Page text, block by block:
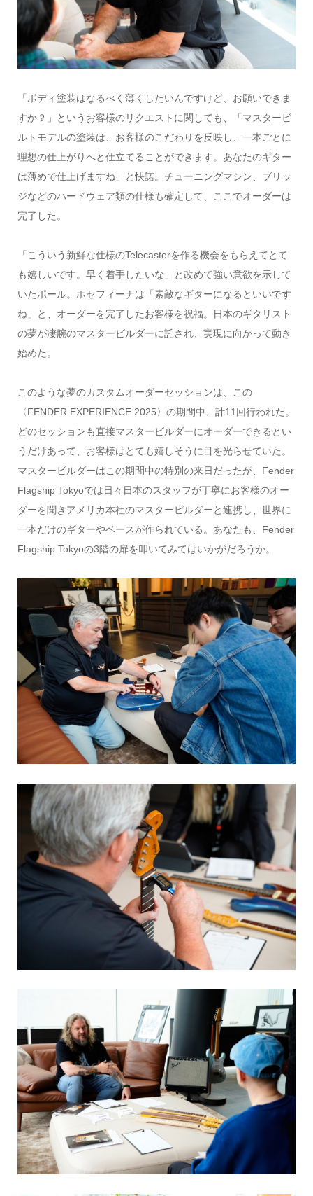
「ボディ塗装はなるべく薄くしたいんですけど、お願いできま
すか？」というお客様のリクエストに関しても、「マスタービ
ルトモデルの塗装は、お客様のこだわりを反映し、一本ごとに
理想の仕上がりへと仕立てることができます。あなたのギター
は薄めで仕上げますね」と快諾。チューニングマシン、ブリッ
ジなどのハードウェア類の仕様も確定して、ここでオーダーは
完了した。
「こういう新鮮な仕様のTelecasterを作る機会をもらえてとて
も嬉しいです。早く着手したいな」と改めて強い意欲を示して
いたポール。ホセフィーナは「素敵なギターになるといいです
ね」と、オーダーを完了したお客様を祝福。日本のギタリスト
の夢が凄腕のマスタービルダーに託され、実現に向かって動き
始めた。
このような夢のカスタムオーダーセッションは、この
〈FENDER EXPERIENCE 2025〉の期間中、計11回行われた。
どのセッションも直接マスタービルダーにオーダーできるとい
うだけあって、お客様はとても嬉しそうに目を光らせていた。
マスタービルダーはこの期間中の特別の来日だったが、Fender
Flagship Tokyoでは日々日本のスタッフが丁寧にお客様のオー
ダーを聞きアメリカ本社のマスタービルダーと連携し、世界に
一本だけのギターやベースが作られている。あなたも、Fender
Flagship Tokyoの3階の扉を叩いてみてはいかがだろうか。